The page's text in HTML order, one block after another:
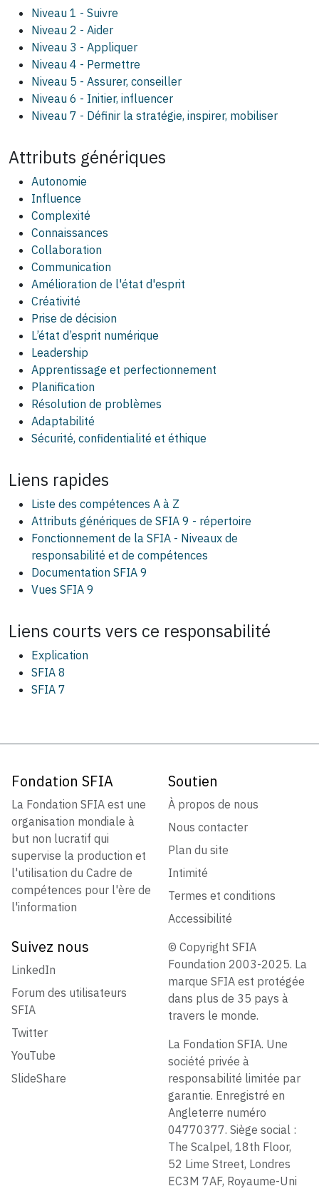
Niveau 1 - Suivre
Niveau 2 - Aider
Niveau 3 - Appliquer
Niveau 4 - Permettre
Niveau 5 - Assurer, conseiller
Niveau 6 - Initier, influencer
Niveau 7 - Définir la stratégie, inspirer, mobiliser
Attributs génériques
Autonomie
Influence
Complexité
Connaissances
Collaboration
Communication
Amélioration de l'état d'esprit
Créativité
Prise de décision
L’état d’esprit numérique
Leadership
Apprentissage et perfectionnement
Planification
Résolution de problèmes
Adaptabilité
Sécurité, confidentialité et éthique
Liens rapides
Liste des compétences A à Z
Attributs génériques de SFIA 9 - répertoire
Fonctionnement de la SFIA - Niveaux de
responsabilité et de compétences
Documentation SFIA 9
Vues SFIA 9
Liens courts vers ce responsabilité
Explication
SFIA 8
SFIA 7
Fondation SFIA
La Fondation SFIA est une
organisation mondiale à
but non lucratif qui
supervise la production et
l'utilisation du Cadre de
compétences pour l'ère de
l'information
Soutien
À propos de nous
Nous contacter
Plan du site
Intimité
Termes et conditions
Accessibilité
Suivez nous
LinkedIn
Forum des utilisateurs
SFIA
Twitter
YouTube
SlideShare
© Copyright SFIA
Foundation 2003-2025. La
marque SFIA est protégée
dans plus de 35 pays à
travers le monde.
La Fondation SFIA. Une
société privée à
responsabilité limitée par
garantie. Enregistré en
Angleterre numéro
04770377. Siège social :
The Scalpel, 18th Floor,
52 Lime Street, Londres
EC3M 7AF, Royaume-Uni